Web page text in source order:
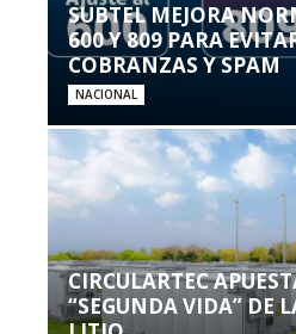
SUBTEL MEJORA
600 Y 809 PARA
COBRANZAS Y SPAM
NACIONAL
CIRCULARTEC
“SEGUNDA VIDA” DE